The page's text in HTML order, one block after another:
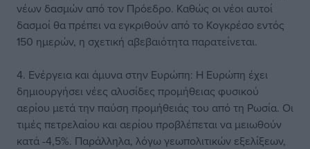
νέων δασμών από τον Πρόεδρο. Καθώς οι νέοι αυτοί
δασμοί θα πρέπει να εγκριθούν από το Κογκρέσο εντός
150 ημερών, η σχετική αβεβαιότητα παρατείνεται.
4. Ενέργεια και άμυνα στην Ευρώπη: Η Ευρώπη έχει
δημιουργήσει νέες αλυσίδες προμήθειας φυσικού
αερίου μετά την παύση προμήθειάς του από τη Ρωσία. Οι
τιμές πετρελαίου και αερίου προβλέπεται να μειωθούν
κατά -4,5%. Παράλληλα, λόγω γεωπολιτικών εξελίξεων,